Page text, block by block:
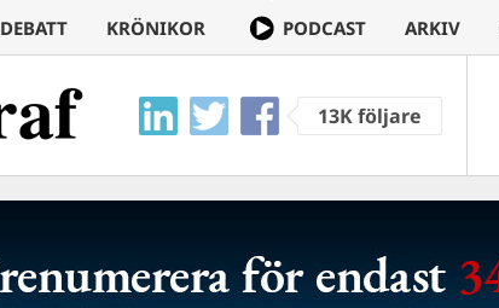
DEBATT KRÖNIKOR PODCAST ARKIV
13K följare